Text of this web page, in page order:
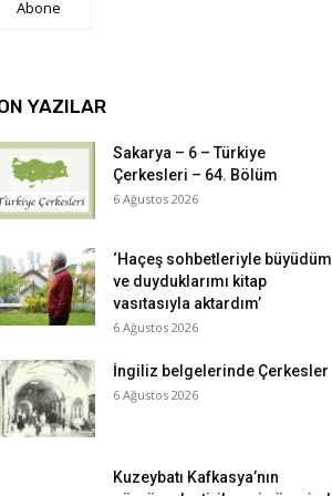
Abone
YAZILAR
Sakarya – 6 – Türkiye
Çerkesleri – 64. Bölüm
6 Ağustos 2026
‘Haçeş sohbetleriyle büyüdüm
ve duyduklarımı kitap
vasıtasıyla aktardım’
6 Ağustos 2026
İngiliz belgelerinde Çerkesler
6 Ağustos 2026
Kuzeybatı Kafkasya’nın